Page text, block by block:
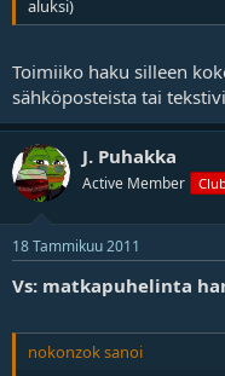
aluksi)
Toimiiko haku silleen
sähköposteista tai
J. Puhakka
Active Member
18 Tammikuu 2011
Vs: matkapuhelinta
nokonzok sanoi